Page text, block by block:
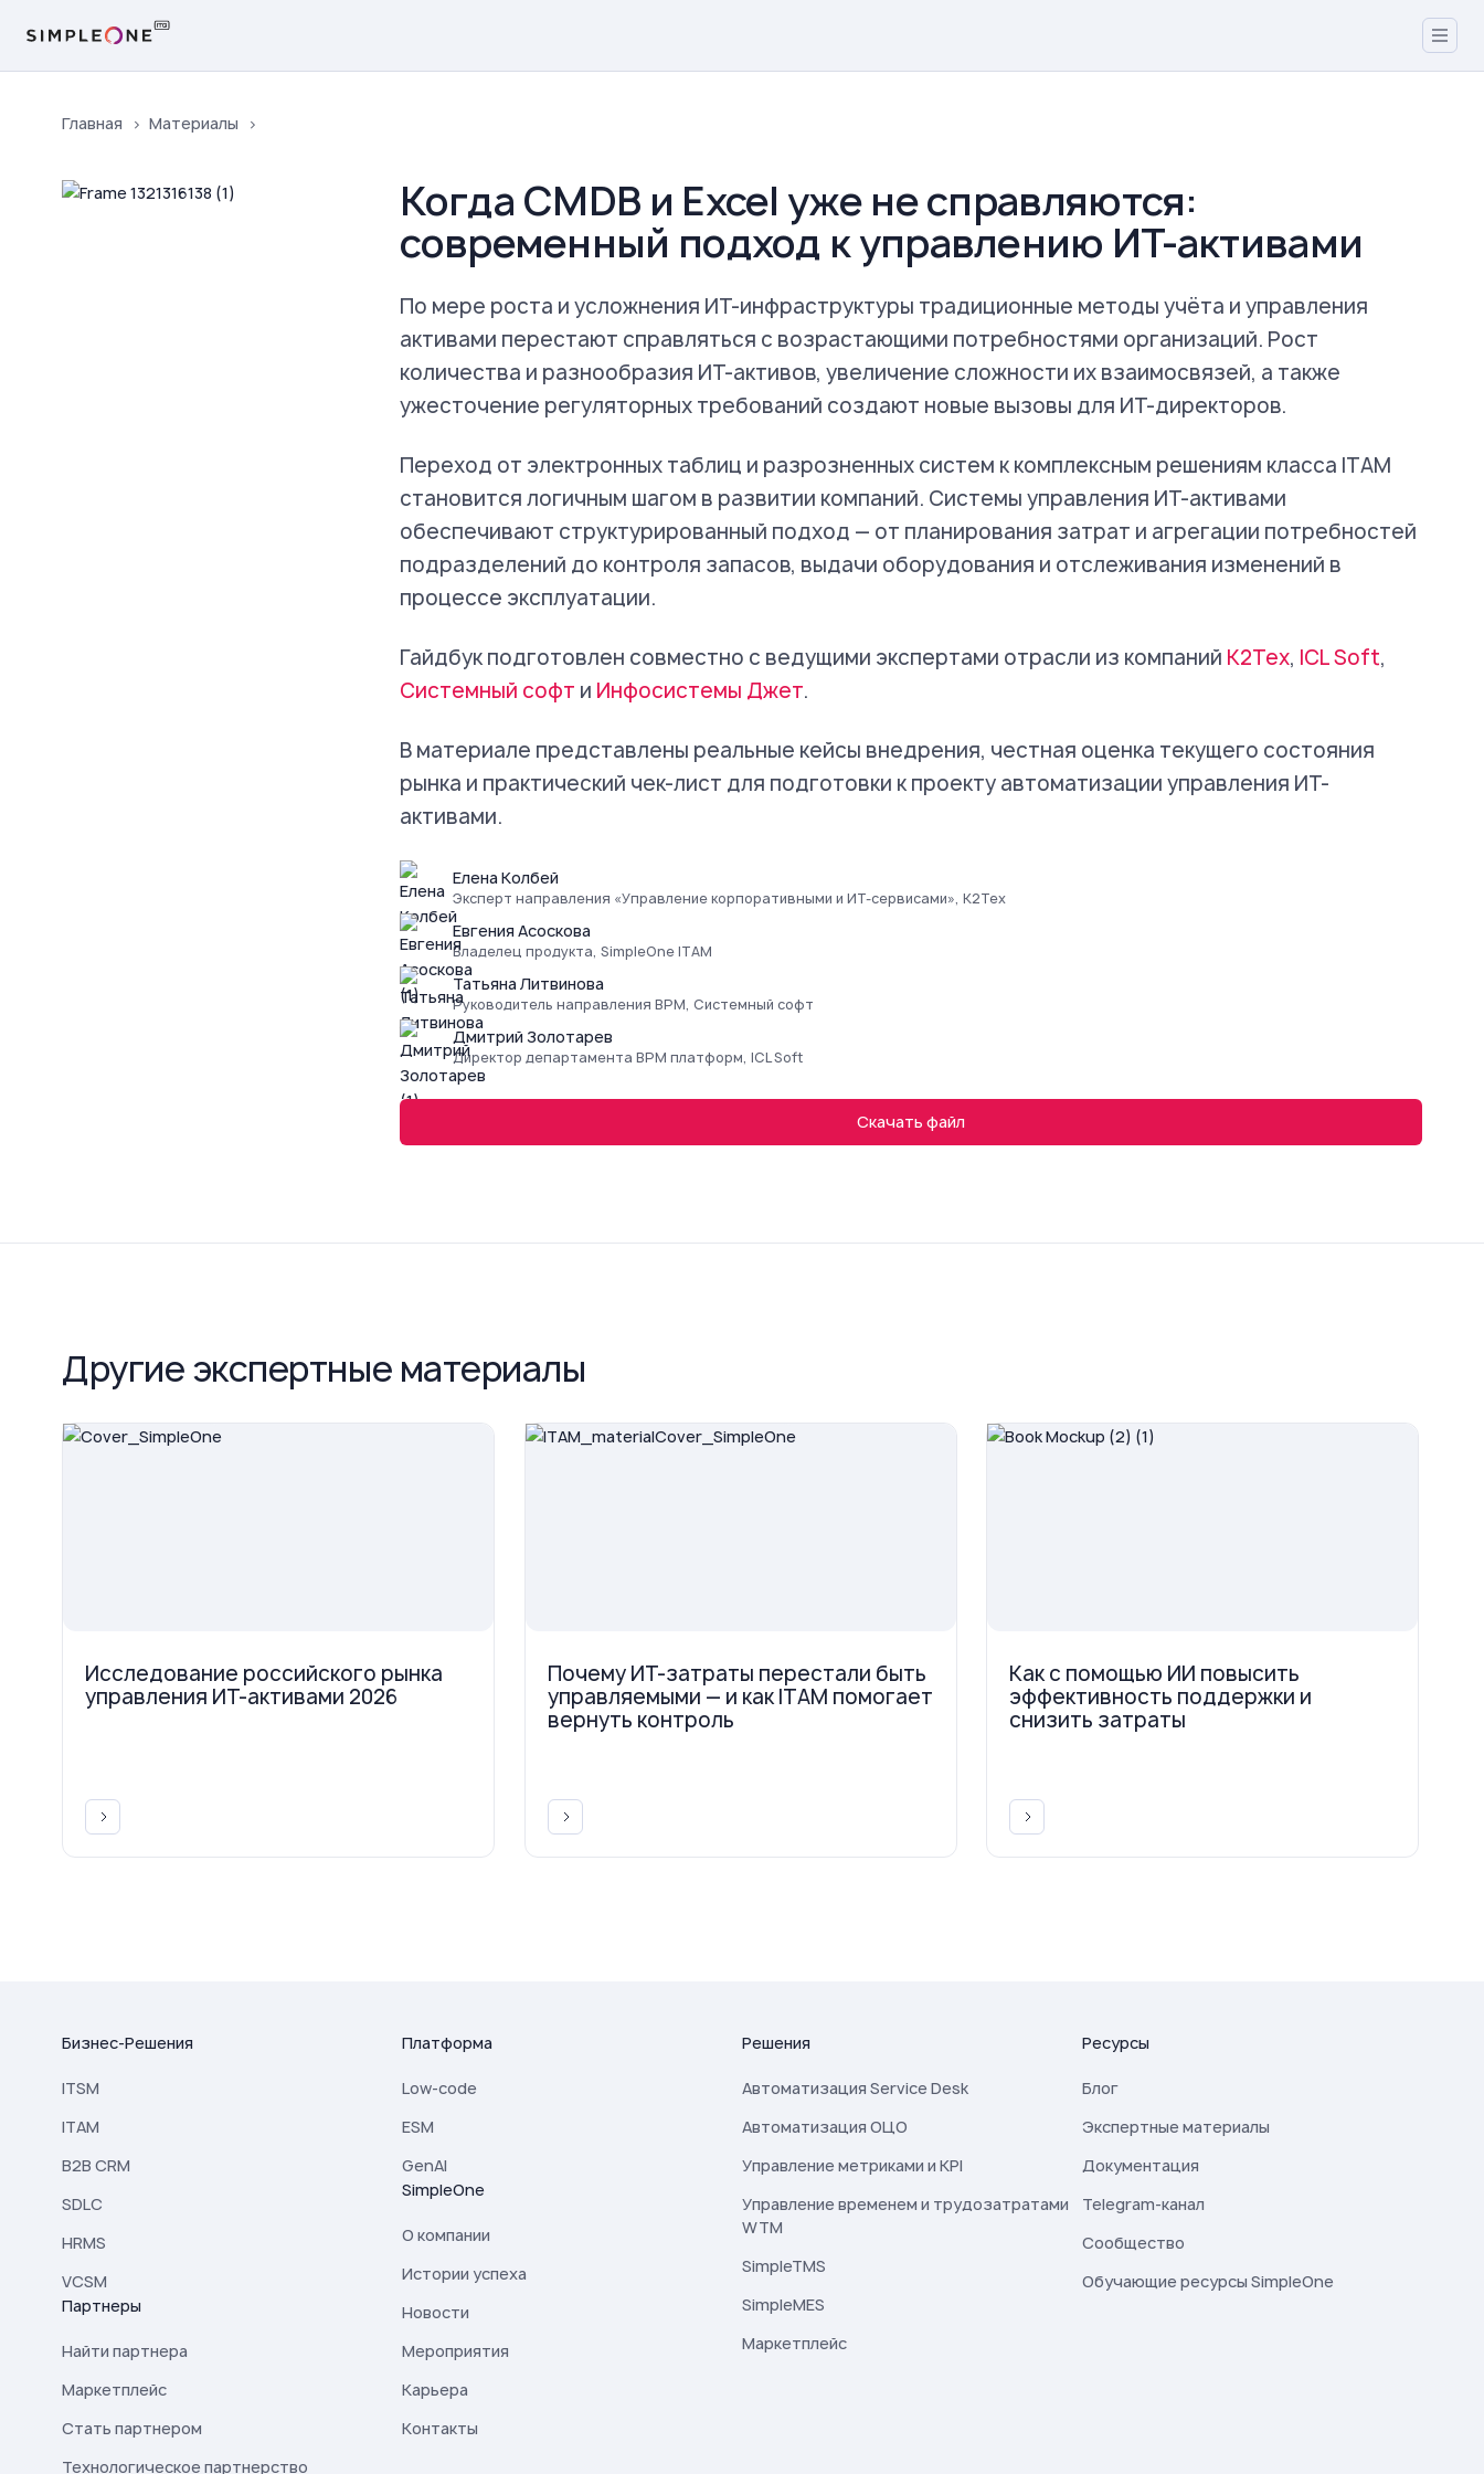
Главная Материалы
Когда CMDB и Excel уже не справляются:
современный подход к управлению ИТ-активами
По мере роста и усложнения ИТ-инфраструктуры традиционные методы учёта и управления
активами перестают справляться с возрастающими потребностями организаций. Рост
количества и разнообразия ИТ-активов, увеличение сложности их взаимосвязей, а также
ужесточение регуляторных требований создают новые вызовы для ИТ-директоров.
Переход от электронных таблиц и разрозненных систем к комплексным решениям класса ITAM
становится логичным шагом в развитии компаний. Системы управления ИТ-активами
обеспечивают структурированный подход — от планирования затрат и агрегации потребностей
подразделений до контроля запасов, выдачи оборудования и отслеживания изменений в
процессе эксплуатации.
Гайдбук подготовлен совместно с ведущими экспертами отрасли из компаний К2Тех, ICL Soft,
Системный софт и Инфосистемы Джет.
В материале представлены реальные кейсы внедрения, честная оценка текущего состояния
рынка и практический чек-лист для подготовки к проекту автоматизации управления ИТ-
активами.
Елена Колбей
Эксперт направления «Управление корпоративными и ИТ-сервисами», K2Tex
Евгения Асоскова
Владелец продукта, SimpleOne ITAM
Татьяна Литвинова
Руководитель направления BPM, Системный софт
Дмитрий Золотарев
Директор департамента BPM платформ, ICL Soft
Скачать файл
Другие экспертные материалы
Исследование российского рынка
управления ИТ-активами 2026
Почему ИТ-затраты перестали быть
управляемыми — и как ITAM помогает
вернуть контроль
Как с помощью ИИ повысить
эффективность поддержки и
снизить затраты
Бизнес-Решения
ITSM
ITAM
B2B CRM
SDLC
HRMS
VCSM
Партнеры
Найти партнера
Маркетплейс
Стать партнером
Технологическое партнерство
Платформа
Low-code
ESM
GenAI
SimpleOne
О компании
Истории успеха
Новости
Мероприятия
Карьера
Контакты
Решения
Автоматизация Service Desk
Автоматизация ОЦО
Управление метриками и KPI
Управление временем и трудозатратами
WTM
SimpleTMS
SimpleMES
Маркетплейс
Ресурсы
Блог
Экспертные материалы
Документация
Telegram-канал
Сообщество
Обучающие ресурсы SimpleOne